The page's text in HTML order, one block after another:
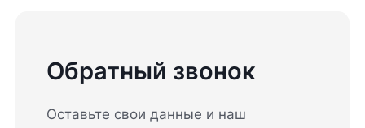
Обратный звонок
Оставьте свои данные и наш